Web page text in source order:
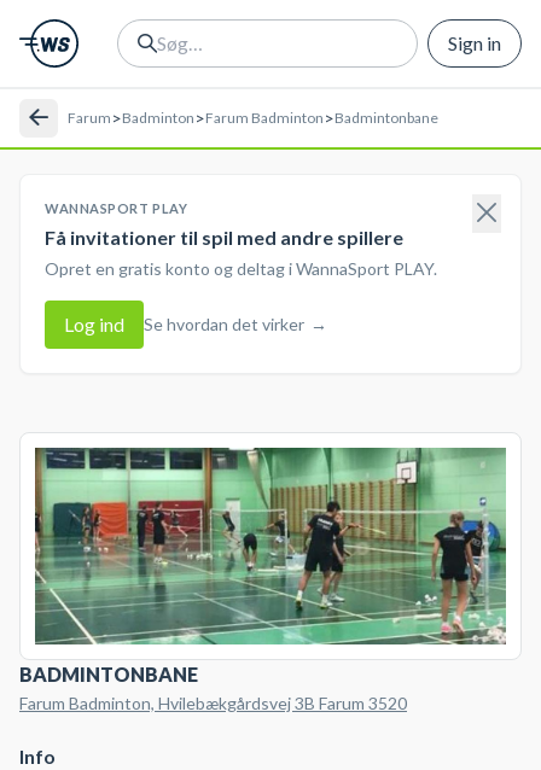
Sign in
Farum >Badminton >Farum Badminton >Badmintonbane
WANNASPORT PLAY
Få invitationer til spil med andre spillere
Opret en gratis konto og deltag i WannaSport PLAY.
Log ind Se hvordan det virker →
BADMINTONBANE
Farum Badminton, Hvilebækgårdsvej 3B Farum 3520
Info